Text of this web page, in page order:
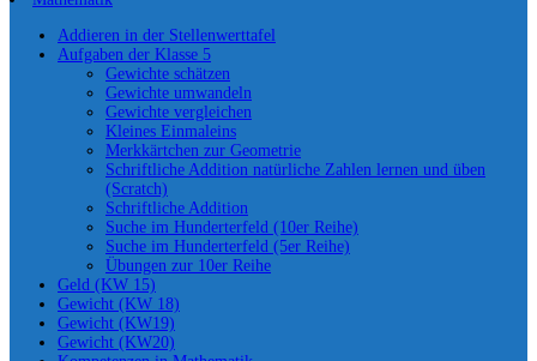
Addieren in der Stellenwerttafel
Aufgaben der Klasse 5
Gewichte schätzen
Gewichte umwandeln
Gewichte vergleichen
Kleines Einmaleins
Merkkärtchen zur Geometrie
Schriftliche Addition natürliche Zahlen lernen und üben
(Scratch)
Schriftliche Addition
Suche im Hunderterfeld (10er Reihe)
Suche im Hunderterfeld (5er Reihe)
Übungen zur 10er Reihe
Geld (KW 15)
Gewicht (KW 18)
Gewicht (KW19)
Gewicht (KW20)